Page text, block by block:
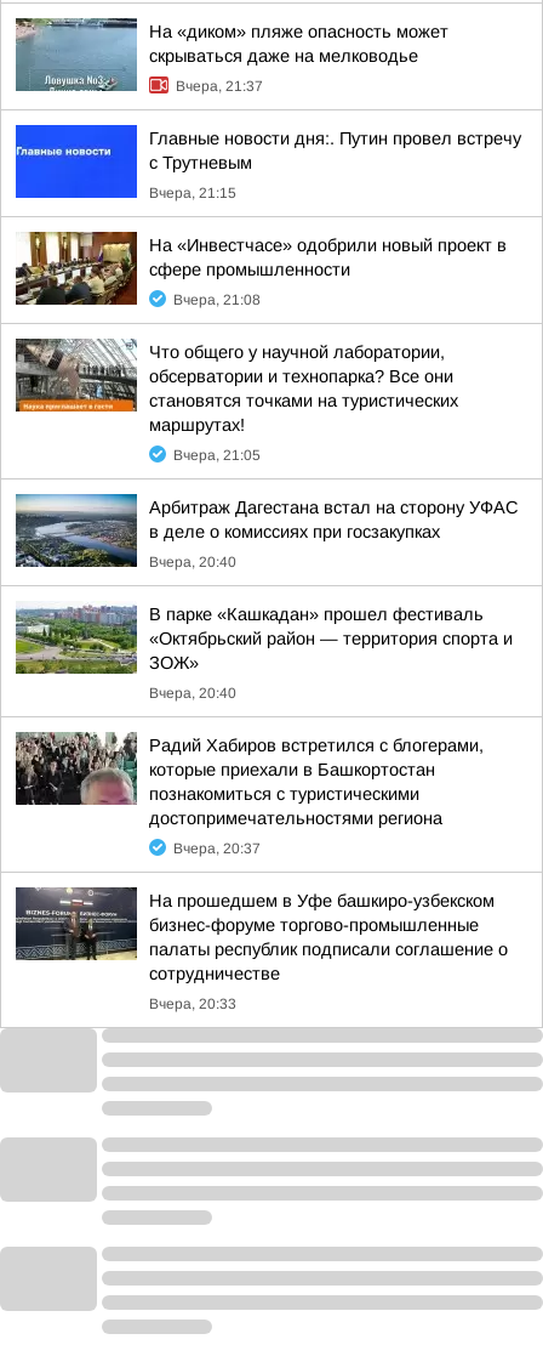
На «диком» пляже опасность может
скрываться даже на мелководье
Вчера, 21:37
Главные новости дня:. Путин провел встречу
с Трутневым
Вчера, 21:15
На «Инвестчасе» одобрили новый проект в
сфере промышленности
Вчера, 21:08
Что общего у научной лаборатории,
обсерватории и технопарка? Все они
становятся точками на туристических
маршрутах!
Вчера, 21:05
Арбитраж Дагестана встал на сторону УФАС
в деле о комиссиях при госзакупках
Вчера, 20:40
В парке «Кашкадан» прошел фестиваль
«Октябрьский район — территория спорта и
ЗОЖ»
Вчера, 20:40
Радий Хабиров встретился с блогерами,
которые приехали в Башкортостан
познакомиться с туристическими
достопримечательностями региона
Вчера, 20:37
На прошедшем в Уфе башкиро-узбекском
бизнес-форуме торгово-промышленные
палаты республик подписали соглашение о
сотрудничестве
Вчера, 20:33